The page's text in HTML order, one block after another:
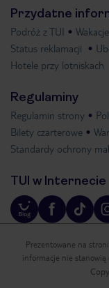
Przydatne
Podróż z TUI
Status reklamacji
Hotele przy lotniskach
Regulaminy
Regulamin strony
Bilety czarterowe
Standardy ochrony
TUI w Internecie
Prezentowane na
informacje nie